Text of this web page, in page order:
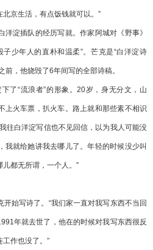
京生活，有点饭钱就可以。”
淀插队的经历写就。作家阿城对《野事》
少年人的直朴和温柔”。芒克是“白洋淀诗
前，他烧毁了6年间写的全部诗稿。
“流浪者”的形象。20岁，身无分文，山
上火车票，扒火车。路上就和那些素不相识
往白洋淀写信也不见回信，以为我人可能没
我就给她讲我去哪儿了。年轻的时候没少叫
都无所谓，一个人。”
始写诗了。“我们家一直对我写东西不当回
年就去世了，他在的时候对我写东西很反
作也没了。”